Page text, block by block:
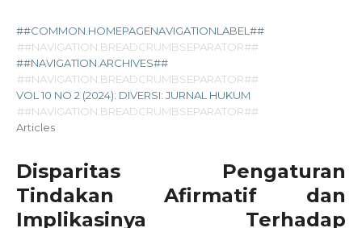
##COMMON.HOMEPAGENAVIGATIONLABEL##
##NAVIGATION.BREADCRUMBSEPARATOR##
##NAVIGATION.ARCHIVES##
##NAVIGATION.BREADCRUMBSEPARATOR##
VOL 10 NO 2 (2024): DIVERSI: JURNAL HUKUM
##NAVIGATION.BREADCRUMBSEPARATOR##
Articles
Disparitas Pengaturan
Tindakan Afirmatif dan
Implikasinya Terhadap